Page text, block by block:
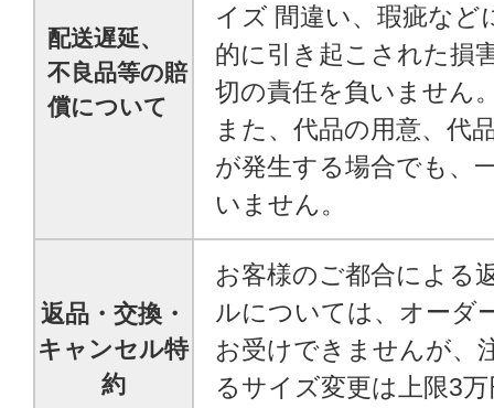
配送遅延、
不良品等の賠
償について
イズ 間違い、瑕疵など
的に引き起こされた損
切の責任を負いません
また、代品の用意、代
が発生する場合でも、
いません。
返品・交換・
キャンセル特
約
お客様のご都合による
ルについては、オーダ
お受けできませんが、
るサイズ変更は上限3